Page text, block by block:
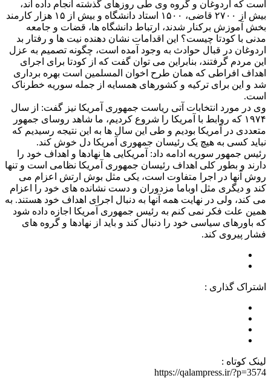
است که اردوغان و گروه وی طی روزهای گذشته انجام داده اند،
بیش از ۲۷۰۰ قاضی، ۱۵۰۰ استاد دانشگاه و بیش از ۱۵ هزار کارمند
بخش آموزش برکنار شدند، ارتباط دانشگاه ها، قضات و جامعه
مدنی با کودتا چیست؟ این اقدامات نشان دهنده نیت ها و رفتار بد
اردوغان در قبال حوادث به وجود آمده است، چگونه تصمیم به عزل
این مردم گرفتند، بنابراین می توان گفت که از کودتا برای اجرای
اهداف افراطی که همان طرح اخوان المسلمین است بهره برداری
شد و این برای ترکیه و کشورهای همسایه از جمله سوریه خطرناک
است.
وی در مورد انتخابات آتی ریاست جمهوری آمریکا نیز گفت: از سال
۱۹۷۴ که روابط با آمریکا را شروع کردیم، ما شاهد روسای جمهور
متعددی در آمریکا بودیم و طی این سال ها به این نتیجه رسیدیم که
نباید کسی به هیچ یک رئیسان جمهوری آمریکا دل خوش کند.
رئیس جمهور سوریه ادامه داد: آمریکایی ها نهادها و اهداف خود را
دارند و بطور کلی اهداف رئیسان جمهوری آمریکا نظامی است و تنها
روش آنها در اجرا متفاوت است، یکی مثل بوش ارتش اعزام می
کند و دیگری مثل اوباما مزدوران و دست نشانده های خود را اعزام
می کند، ولی در نهایت همه آنها به دنبال اجرای اهداف خود هستند. به
همین علت فکر نمی کنم به رئیس جمهوری آمریکا اجازه داده شود
که باورهای سیاسی خود را دنبال کند و باید از نهادها و گروه های
فشار پیروی کند.
اشتراک گذاری :
لینک کوتاه :
https://qalampress.ir/?p=3574